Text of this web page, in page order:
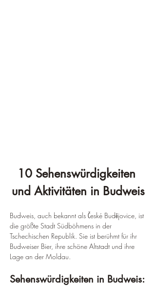
10 Sehenswürdigkeiten
und Aktivitäten in Budweis
Budweis, auch bekannt als České Budějovice, ist
die größte Stadt Südböhmens in der
Tschechischen Republik. Sie ist berühmt für ihr
Budweiser Bier, ihre schöne Altstadt und ihre
Lage an der Moldau.
Sehenswürdigkeiten in Budweis: